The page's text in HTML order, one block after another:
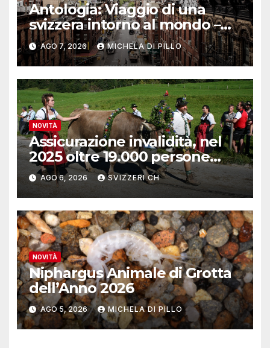
Antologia: Viaggio di una
svizzera intorno al mondo –
Yosemite
AGO 7, 2026 MICHELA DI PILLO
NOVITÀ
Assicurazione invalidità, nel
2025 oltre 19.000 persone
reinserite nel mercato del
lavoro
AGO 6, 2026 SVIZZERI CH
NOVITÀ
Niphargus Animale di Grotta
dell’Anno 2026
AGO 5, 2026 MICHELA DI PILLO